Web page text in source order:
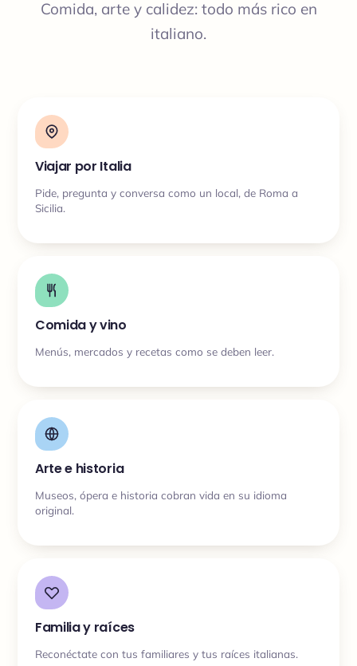
Comida, arte y calidez: todo más rico en
italiano.
Viajar por Italia
Pide, pregunta y conversa como un local, de Roma a
Sicilia.
Comida y vino
Menús, mercados y recetas como se deben leer.
Arte e historia
Museos, ópera e historia cobran vida en su idioma
original.
Familia y raíces
Reconéctate con tus familiares y tus raíces italianas.